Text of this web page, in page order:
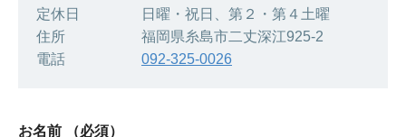
定休日 日曜・祝日、第２・第４土曜
住所 福岡県糸島市二丈深江925-2
電話 092-325-0026
お名前 （必須）